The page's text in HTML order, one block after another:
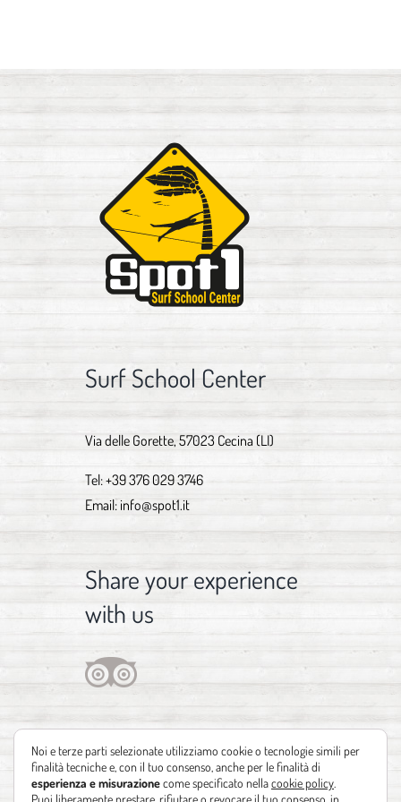
Surf School Center
Via delle Gorette, 57023 Cecina (LI)
Tel:+39 376 029 3746
Email: info@spot1.it
Share your experience
with us
Noi e terze parti selezionate utilizziamo cookie o tecnologie simili per
finalità tecniche e, con il tuo consenso, anche per le finalità di
esperienza e misurazionecome specificato nellacookie policy
Puoi liberamente prestare, rifiutare o revocare il tuo consenso, in